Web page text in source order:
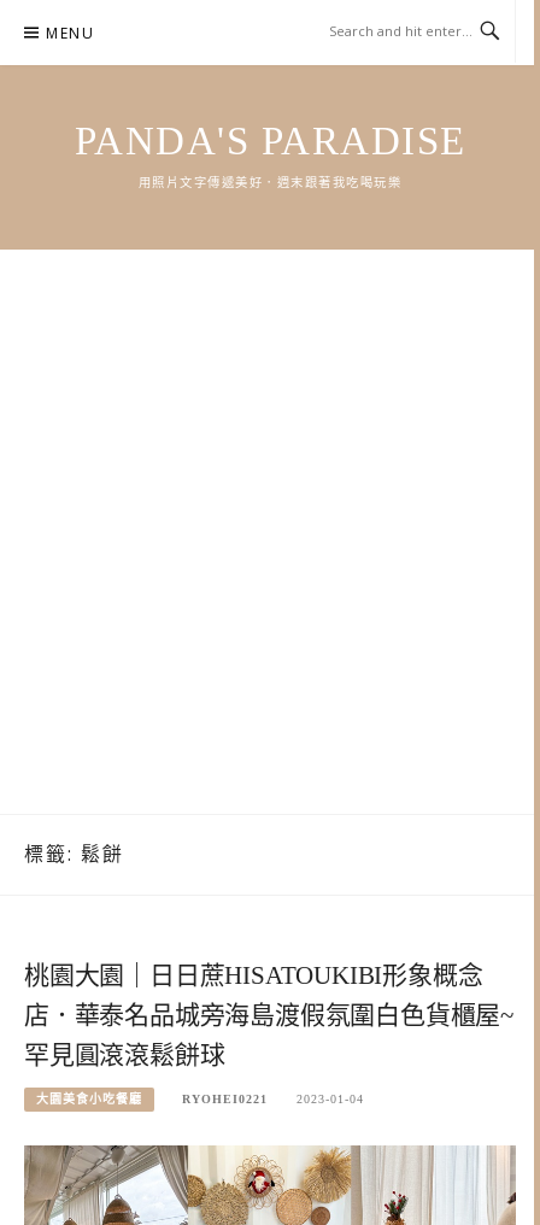
content
MENU
PANDA'S PARADISE
用照片文字傳遞美好．週末跟著我吃喝玩樂
標籤: 鬆餅
桃園大園｜日日蔗HISATOUKIBI形象概念
店．華泰名品城旁海島渡假氛圍白色貨櫃屋~
罕見圓滾滾鬆餅球
大園美食小吃餐廳 RYOHEI0221 2023-01-04